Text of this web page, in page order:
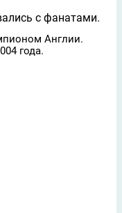
с фанатами.
Англии.
года.